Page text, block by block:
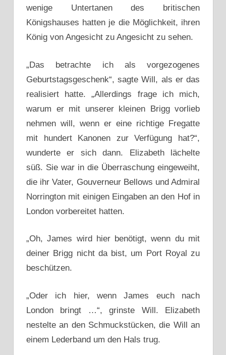
wenige Untertanen des britischen
Königshauses hatten je die Möglichkeit, ihren
König von Angesicht zu Angesicht zu sehen.
„Das betrachte ich als vorgezogenes
Geburtstagsgeschenk“, sagte Will, als er das
realisiert hatte. „Allerdings frage ich mich,
warum er mit unserer kleinen Brigg vorlieb
nehmen will, wenn er eine richtige Fregatte
mit hundert Kanonen zur Verfügung hat?“,
wunderte er sich dann. Elizabeth lächelte
süß. Sie war in die Überraschung eingeweiht,
die ihr Vater, Gouverneur Bellows und Admiral
Norrington mit einigen Eingaben an den Hof in
London vorbereitet hatten.
„Oh, James wird hier benötigt, wenn du mit
deiner Brigg nicht da bist, um Port Royal zu
beschützen.
„Oder ich hier, wenn James euch nach
London bringt …“, grinste Will. Elizabeth
nestelte an den Schmuckstücken, die Will an
einem Lederband um den Hals trug.